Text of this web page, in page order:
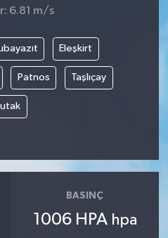
6.81 m/s
Eleşkirt
Patnos Taşlıçay
BASINÇ
1006 HPA hpa